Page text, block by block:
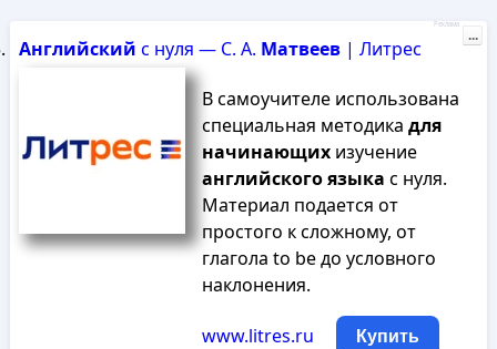
Английский с нуля — С. А. Матвеев| Литрес
В самоучителе использована
специальная методика для
начинающихизучение
английскогоязыка с нуля.
Материал подается от
простого к сложному, от
глагола to be до условного
наклонения.
www.litres.ru Купить
Реклама
...